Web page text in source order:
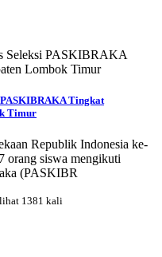
PASKIBRAKA Tingkat
Timur
Republik Indonesia ke-
orang siswa mengikuti
(PASKIBR
1381 kali